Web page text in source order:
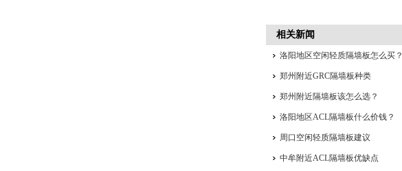
相关新闻
洛阳地区空闲轻质隔墙板怎么买？
郑州附近GRC隔墙板种类
郑州附近隔墙板该怎么选？
洛阳地区ACL隔墙板什么价钱？
周口空闲轻质隔墙板建议
中牟附近ACL隔墙板优缺点